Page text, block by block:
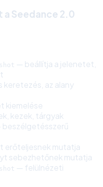
a Seedance 2.0
— beállítja a jelenetet,
keretezés, az alany
kiemelése
kezek, tárgyak
erőteljesnek mutatja
sebezhetőnek mutatja
— felülnézeti